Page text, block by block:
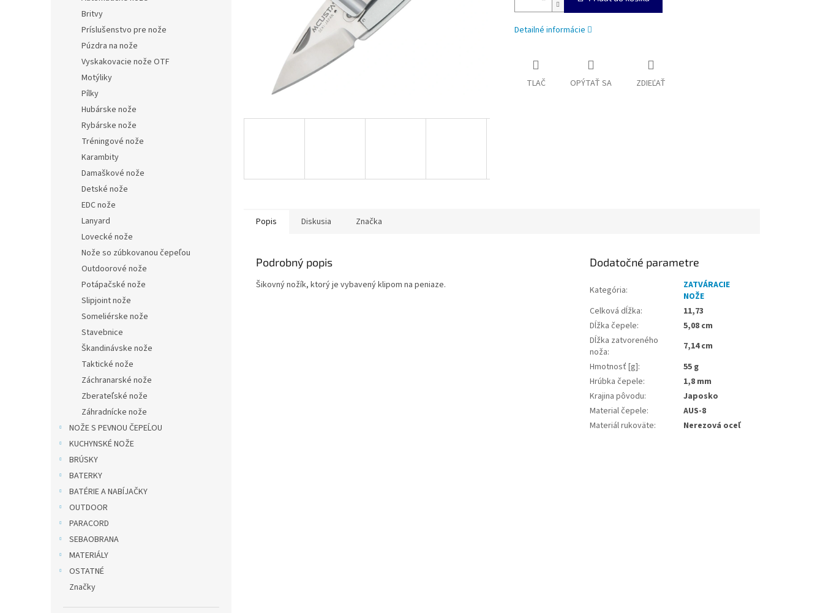
Britvy
Príslušenstvo pre nože
Púzdra na nože
Vyskakovacie nože OTF
Motýliky
Pílky
Hubárske nože
Rybárske nože
Tréningové nože
Karambity
Damaškové nože
Detské nože
EDC nože
Lanyard
Lovecké nože
Nože so zúbkovanou čepeľou
Outdoorové nože
Potápačské nože
Slipjoint nože
Someliérske nože
Stavebnice
Škandinávske nože
Taktické nože
Záchranarské nože
Zberateľské nože
Záhradnícke nože
NOŽE S PEVNOU ČEPEĹOU
KUCHYNSKÉ NOŽE
BRÚSKY
BATERKY
BATÉRIE A NABÍJAČKY
OUTDOOR
PARACORD
SEBAOBRANA
MATERIÁLY
OSTATNÉ
Značky
Detailné informácie
TLAČ OPÝTAŤ SA ZDIEĽAŤ
Popis Diskusia Značka
Podrobný popis
Šikovný nožík, ktorý je vybavený klipom na peniaze.
Dodatočné parametre
Kategória:
ZATVÁRACIE
NOŽE
Celková dĺžka:
11,73
Dĺžka čepele:
5,08 cm
Dĺžka zatvoreného
noža:
7,14 cm
Hmotnosť [g]:
55 g
Hrúbka čepele:
1,8 mm
Krajina pôvodu:
Japosko
Material čepele:
AUS-8
Materiál rukoväte: Nerezová oceľ